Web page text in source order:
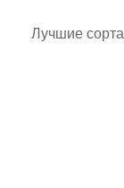
Лучшие